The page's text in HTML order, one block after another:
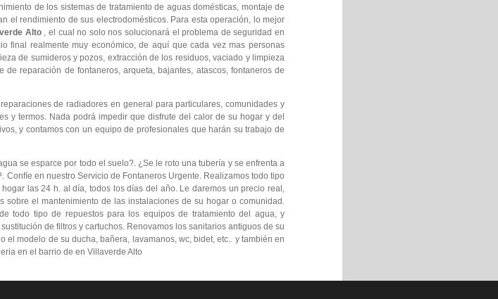
de los sistemas de tratamiento de aguas domésticas, montaje de
el rendimiento de sus electrodomésticos. Para esta operación, lo mejor
Alto , el cual no solo nos solucionará el problema de seguridad en
final realmente muy económico, de aquí que cada vez mas personas
de sumideros y pozos, extracción de los residuos, vaciado y limpieza
reparación de fontaneros, arqueta, bajantes, atascos, fontaneros de
de radiadores en general para particulares, comunidades y
y termos. Nada podrá impedir que disfrute del calor de su hogar y del
y contamos con un equipo de profesionales que harán su trabajo de
se esparce por todo el suelo?. ¿Se le roto una tubería y se enfrenta a
en nuestro Servicio de Fontaneros Urgente. Realizamos todo tipo
las 24 h. al día, todos los días del año. Le daremos un precio real,
sobre el mantenimiento de las instalaciones de su hogar o comunidad.
todo tipo de repuestos para los equipos de tratamiento del agua, y
de filtros y cartuchos. Renovamos los sanitarios antiguos de su
modelo de su ducha, bañera, lavamanos, wc, bidet, etc.. y también en
en el barrio de en Villaverde Alto